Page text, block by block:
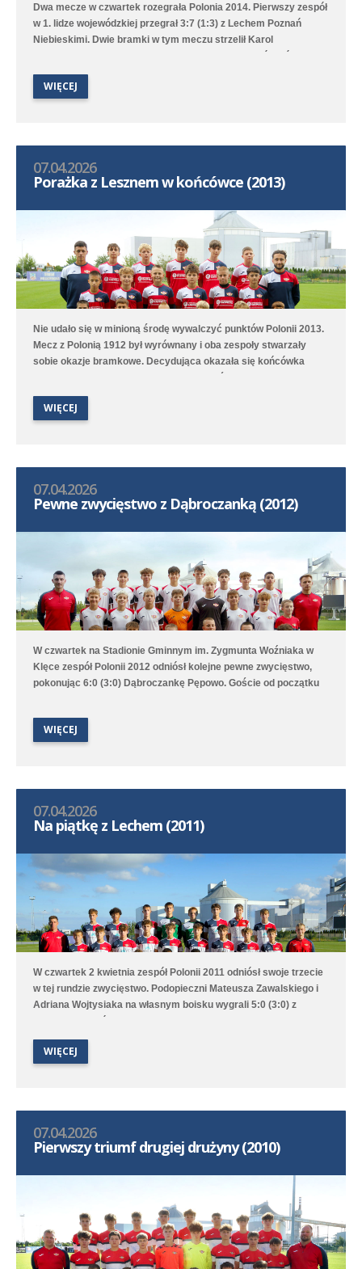
Dwa mecze w czwartek rozegrała Polonia 2014. Pierwszy zespół
w 1. lidze wojewódzkiej przegrał 3:7 (1:3) z Lechem Poznań
Niebieskimi. Dwie bramki w tym meczu strzelił Karol
Krawczewski, a jedną Witold Artomski. Drugi zespół, który
(2:0) z Kłosem Zaniemyśl.
WIĘCEJ
07.04.2026
Porażka z Lesznem w końcówce (2013)
Nie udało się w minioną środę wywalczyć punktów Polonii 2013.
Mecz z Polonią 1912 był wyrównany i oba zespoły stwarzały
sobie okazje bramkowe. Decydująca okazała się końcówka
spotkania, kiedy to w 78. i 80. minucie goście zdobyli bramki na
ligowej tabeli.
WIĘCEJ
07.04.2026
Pewne zwycięstwo z Dąbroczanką (2012)
W czwartek na Stadionie Gminnym im. Zygmunta Woźniaka w
Klęce zespół Polonii 2012 odniósł kolejne pewne zwycięstwo,
pokonując 6:0 (3:0) Dąbroczankę Pępowo. Goście od początku
głową w mur, ale ostatecznie udało im się strzelić sześć bramek,
które strzelali Tymoteusz Włodarczak i Szymon Kempski po
WIĘCEJ
07.04.2026
Na piątkę z Lechem (2011)
W czwartek 2 kwietnia zespół Polonii 2011 odniósł swoje trzecie
w tej rundzie zwycięstwo. Podopieczni Mateusza Zawalskiego i
Adriana Wojtysiaka na własnym boisku wygrali 5:0 (3:0) z
Lechem Poznań 2012. Po dwie bramki strzelili Kuba Kucharski
zawodnik gości. W ligowej tabeli nasza drużyna jest czwarta,
mając jednak tyle samo punktów co wicelider i trzeci zespół.
WIĘCEJ
07.04.2026
Pierwszy triumf drugiej drużyny (2010)